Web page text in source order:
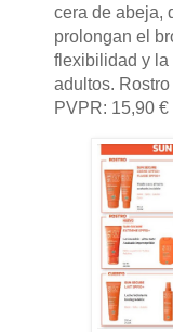
cera de abeja,
prolongan el
flexibilidad y la
adultos.
PVPR: 15,90 €